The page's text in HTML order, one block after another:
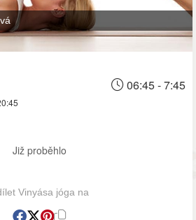
06:45 - 7:45
Již proběhlo
Vinyása jóga na